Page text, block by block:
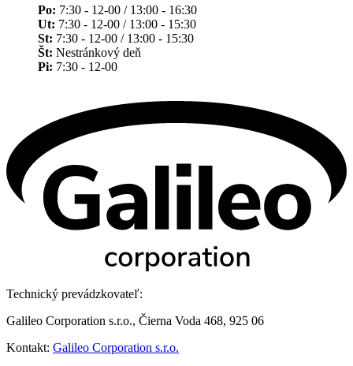
Po: 7:30 - 12-00 / 13:00 - 16:30
Ut: 7:30 - 12-00 / 13:00 - 15:30
St: 7:30 - 12-00 / 13:00 - 15:30
Št: Nestránkový deň
Pi: 7:30 - 12-00
Technický prevádzkovateľ:
Galileo Corporation s.r.o., Čierna Voda 468, 925 06
Kontakt: Galileo Corporation s.r.o.